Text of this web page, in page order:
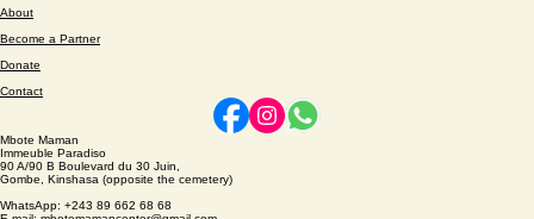
HOME
About
Become a Partner
Donate
Mbote Maman
Immeuble Paradiso
90 A/90 B Boulevard du 30 Juin,
Gombe, Kinshasa (opposite the cemetery)